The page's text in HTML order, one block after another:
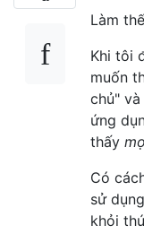
Làm
Khi tôi
muốn
chủ"
ứng
thấy
Có
sử
khỏi